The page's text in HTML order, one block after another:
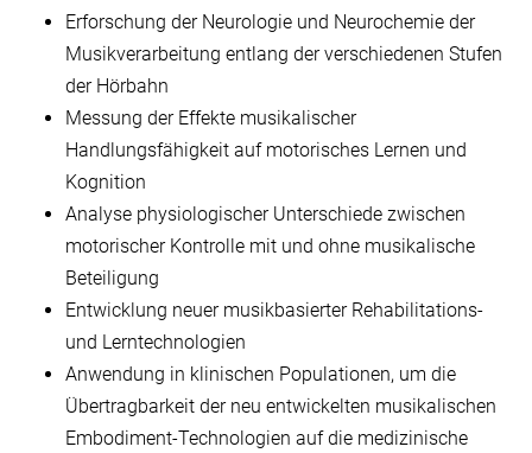
Erforschung der Neurologie und Neurochemie der
Musikverarbeitung entlang der verschiedenen Stufen
der Hörbahn
Messung der Effekte musikalischer
Handlungsfähigkeit auf motorisches Lernen und
Kognition
Analyse physiologischer Unterschiede zwischen
motorischer Kontrolle mit und ohne musikalische
Beteiligung
Entwicklung neuer musikbasierter Rehabilitations-
und Lerntechnologien
Anwendung in klinischen Populationen, um die
Übertragbarkeit der neu entwickelten musikalischen
Embodiment-Technologien auf die medizinische